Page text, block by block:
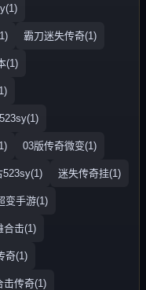
霸刀迷失传奇(1)
(1)
03版传奇微变(1)
523sy(1) 迷失传奇挂(1)
变手游(1)
合击(1)
奇(1)
击传奇(1)